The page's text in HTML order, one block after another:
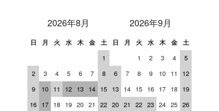
2026年8月
日 月 火 水 木 金
土
1
2
3 4 5 6 7
8
9
10 11 12 13 14 15
16 17 18 19 20 21
22
2026年9月
日 月 火 水 木 金
土
1
2 3 4
5
6
7 8 9 10 11
12
13 14 15 16 17 18 19
20 21 22 23 24 25 26